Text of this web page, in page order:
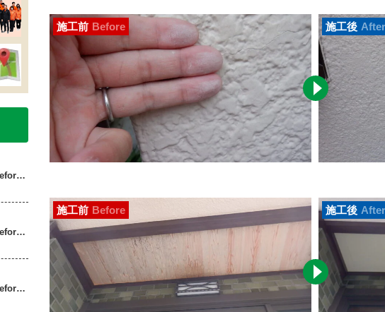
施工前 Before 施工後 After
施工前 Before 施工後 After
和泉市Ｏ様邸のbeforeとafter（外壁塗装）
和泉市Ｍ様邸のbeforeとafter（外壁塗装・屋根塗装）
和泉市Ｏ様邸のbeforeとafter（外壁塗装）